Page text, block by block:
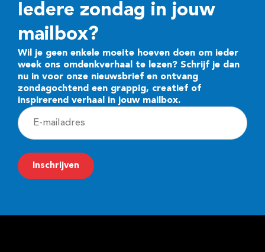
Iedere zondag in jouw
mailbox?
Wil je geen enkele moeite hoeven doen om ieder
week ons omdenkverhaal te lezen? Schrijf je dan
nu in voor onze nieuwsbrief en ontvang
zondagochtend een grappig, creatief of
inspirerend verhaal in jouw mailbox.
E
-
m
a
Inschrijven